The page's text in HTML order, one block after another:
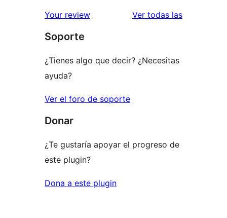
estrellas
de
estrellas
Your review Ver todas las
Soporte
¿Tienes algo que decir? ¿Necesitas
ayuda?
Ver el foro de soporte
Donar
¿Te gustaría apoyar el progreso de
este plugin?
Dona a este plugin